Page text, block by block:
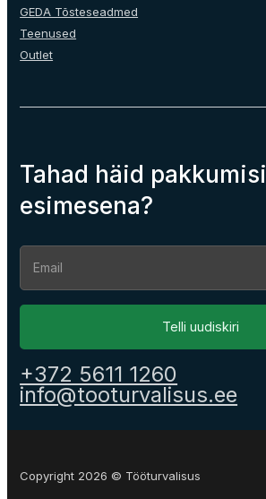
GEDA Tõsteseadmed
Teenused
Outlet
Tahad häid pakkumisi
esimesena?
Section
Telli uudiskiri
+372 5611 1260
info@tooturvalisus.ee
Copyright 2026 © Tööturvalisus